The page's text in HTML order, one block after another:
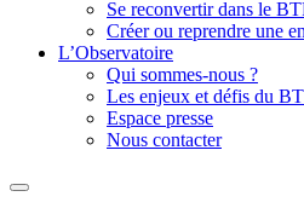
Se reconvertir dans le
Créer ou reprendre une
L’Observatoire
Qui sommes-nous ?
Les enjeux et défis du
Espace presse
Nous contacter